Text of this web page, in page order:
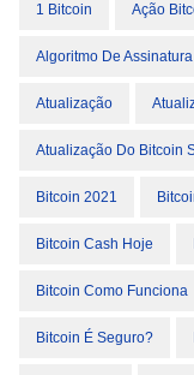
1 Bitcoin Ação
Algoritmo De
Atualização
Atualização Do Bitcoin
Bitcoin 2021
Bitcoin Cash Hoje
Bitcoin Como Funciona
Bitcoin É Seguro?